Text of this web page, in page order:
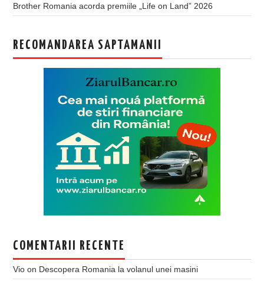
Brother Romania acorda premiile „Life on Land” 2026
RECOMANDAREA SAPTAMANII
COMENTARII RECENTE
Vio on Descopera Romania la volanul unei masini